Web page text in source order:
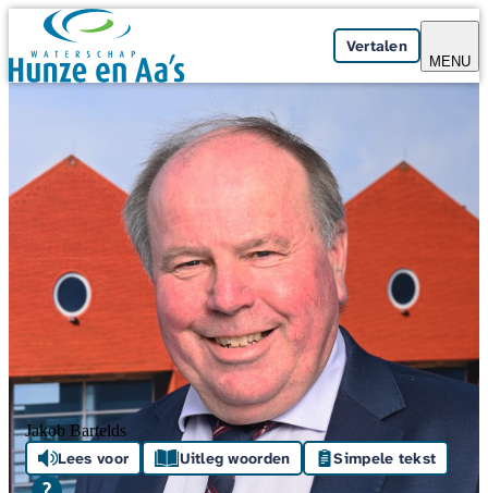
Skip navigation
Vertalen
MENU
Jakob Bartelds
Lees voor Uitleg woorden Simpele tekst